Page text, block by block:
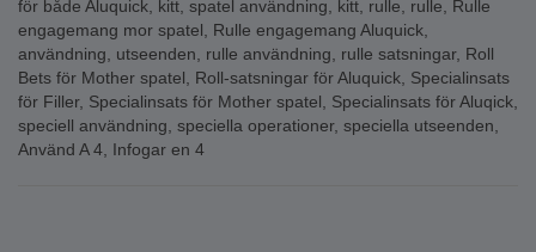
för både Aluquick, kitt, spatel användning, kitt, rulle, rulle, Rulle
engagemang mor spatel, Rulle engagemang Aluquick,
användning, utseenden, rulle användning, rulle satsningar, Roll
Bets för Mother spatel, Roll-satsningar för Aluquick, Specialinsats
för Filler, Specialinsats för Mother spatel, Specialinsats för Aluqick,
speciell användning, speciella operationer, speciella utseenden,
Använd A 4, Infogar en 4